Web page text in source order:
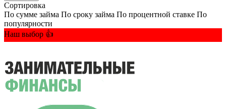
Сортировка
По сумме займа По сроку займа По процентной ставке По
популярности
Наш выбор 👍